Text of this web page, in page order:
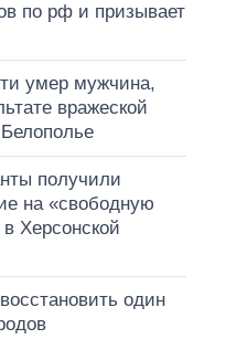
по рф и призывает
умер мужчина,
вражеской
получили
на «свободную
в Херсонской
один